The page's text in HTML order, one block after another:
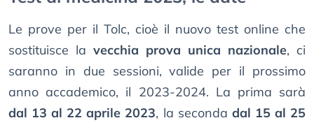
Le prove per il Tolc, cioè il nuovo test online che
sostituisce la vecchia prova unica nazionale, ci
saranno in due sessioni, valide per il prossimo
anno accademico, il 2023-2024. La prima sarà
dal 13 al 22 aprile 2023, la seconda dal 15 al 25